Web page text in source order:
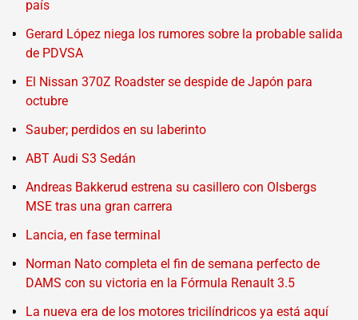
país
Gerard López niega los rumores sobre la probable salida
de PDVSA
El Nissan 370Z Roadster se despide de Japón para
octubre
Sauber; perdidos en su laberinto
ABT Audi S3 Sedán
Andreas Bakkerud estrena su casillero con Olsbergs
MSE tras una gran carrera
Lancia, en fase terminal
Norman Nato completa el fin de semana perfecto de
DAMS con su victoria en la Fórmula Renault 3.5
La nueva era de los motores tricilíndricos ya está aquí